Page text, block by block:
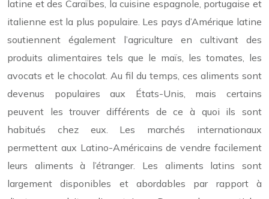
latine et des Caraïbes, la cuisine espagnole, portugaise et
italienne est la plus populaire. Les pays d’Amérique latine
soutiennent également l’agriculture en cultivant des
produits alimentaires tels que le maïs, les tomates, les
avocats et le chocolat. Au fil du temps, ces aliments sont
devenus populaires aux États-Unis, mais certains
peuvent les trouver différents de ce à quoi ils sont
habitués chez eux. Les marchés internationaux
permettent aux Latino-Américains de vendre facilement
leurs aliments à l’étranger. Les aliments latins sont
largement disponibles et abordables par rapport à